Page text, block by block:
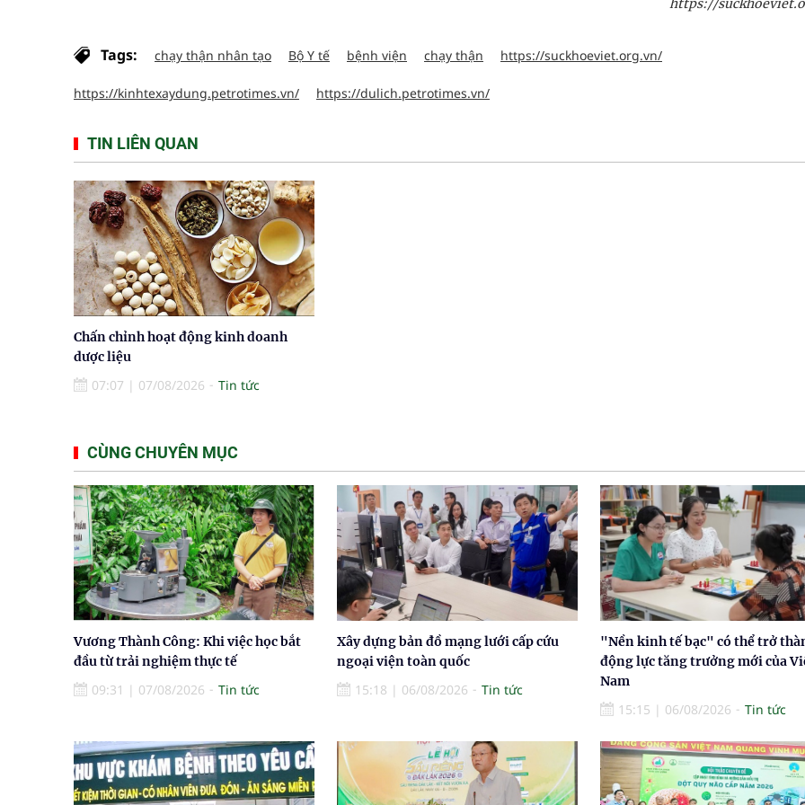
https://
Tags: chạy thận nhân tạo Bộ Y tế bệnh viện chạy thận https://suckhoeviet.org.vn/
https://kinhtexaydung.petrotimes.vn/ https://dulich.petrotimes.vn/
TIN LIÊN QUAN
Chấn chỉnh hoạt động kinh doanh
dược liệu
07:07 | 07/08/2026 Tin tức
CÙNG CHUYÊN MỤC
Vương Thành Công: Khi việc học bắt
đầu từ trải nghiệm thực tế
09:31 | 07/08/2026 Tin tức
Xây dựng bản đồ mạng lưới cấp cứu
ngoại viện toàn quốc
15:18 | 06/08/2026 Tin tức
"Nền kinh tế bạc" có thể trở
động lực tăng trưởng mới của
Nam
15:15 | 06/08/2026 Tin tức